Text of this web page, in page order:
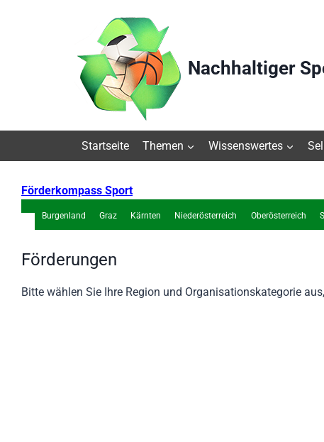
Nachhaltiger
Startseite Themen Wissenswertes
Förderkompass Sport
Burgenland Graz Kärnten Niederösterreich Oberösterreich
Förderungen
Bitte wählen Sie Ihre Region und Organisationskategorie